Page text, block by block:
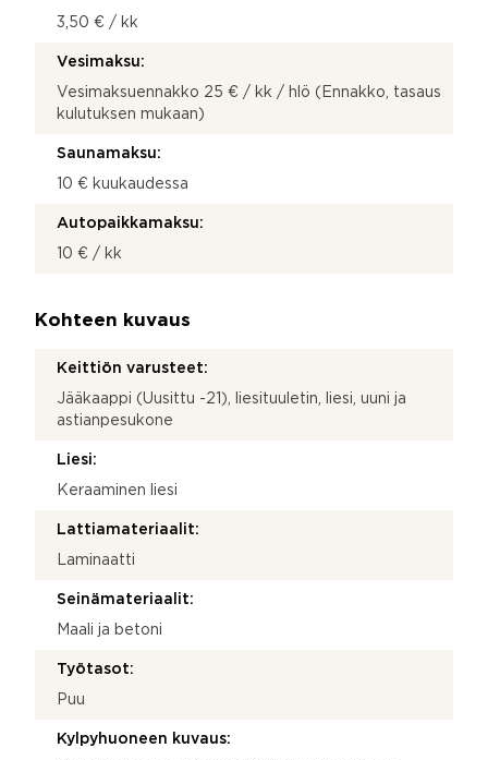
3,50 € / kk
Vesimaksu:
Vesimaksuennakko 25 € / kk / hlö (Ennakko, tasaus
kulutuksen mukaan)
Saunamaksu:
10 € kuukaudessa
Autopaikkamaksu:
10 € / kk
Kohteen kuvaus
Keittiön varusteet:
Jääkaappi (Uusittu -21), liesituuletin, liesi, uuni ja
astianpesukone
Liesi:
Keraaminen liesi
Lattiamateriaalit:
Laminaatti
Seinämateriaalit:
Maali ja betoni
Työtasot:
Puu
Kylpyhuoneen kuvaus: